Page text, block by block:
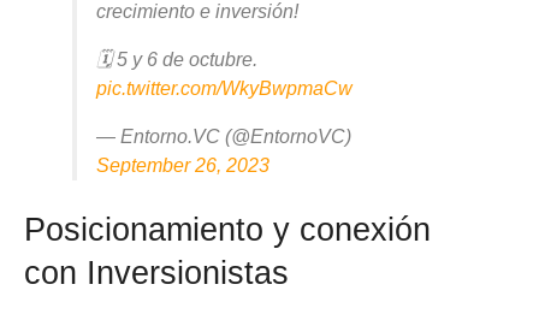
crecimiento e inversión!
🗓️ 5 y 6 de octubre.
pic.twitter.com/WkyBwpmaCw
— Entorno.VC (@EntornoVC)
September 26, 2023
Posicionamiento y conexión
con Inversionistas